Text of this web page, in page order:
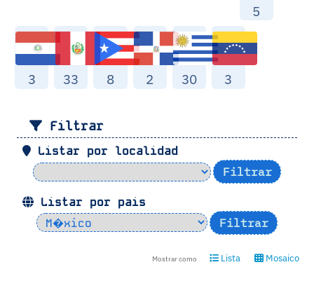
5
3 33 8 2 30 3
Filtrar
Listar por localidad
Listar por pais
Mostrar como Lista Mosaico